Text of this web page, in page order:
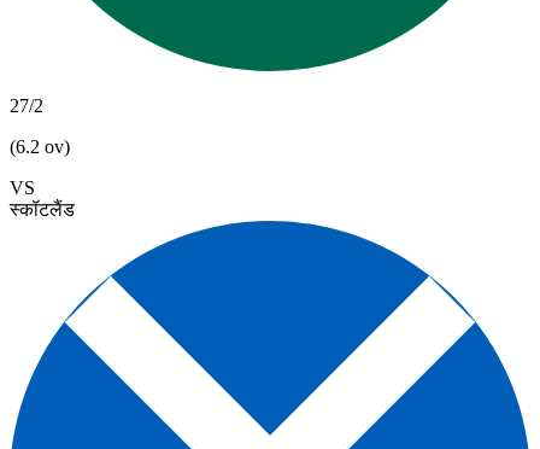
27/2
(6.2 ov)
VS
स्कॉटलैंड